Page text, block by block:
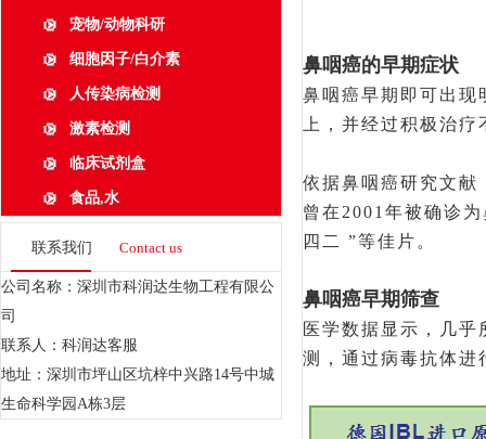
宠物/动物科研
细胞因子/白介素
人传染病检测
激素检测
临床试剂盒
食品,水
联系我们 Contact us
公司名称：深圳市科润达生物工程有限公
司
联系人：科润达客服
地址：深圳市坪山区坑梓中兴路14号中城
生命科学园A栋3层
鼻咽癌的早期症状
鼻咽癌早期即可出现
上，并经过积极治
依据鼻咽癌研究文献
曾在2001年被确诊
四二 ”等佳片。
鼻咽癌早期筛查
医学数据显示，几乎
测，通过病毒抗体进